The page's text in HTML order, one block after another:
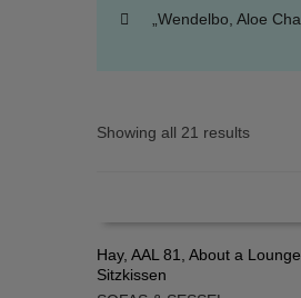
„Wendelbo, Aloe
Showing all 21 results
Hay, AAL 81, About a
Sitzkissen